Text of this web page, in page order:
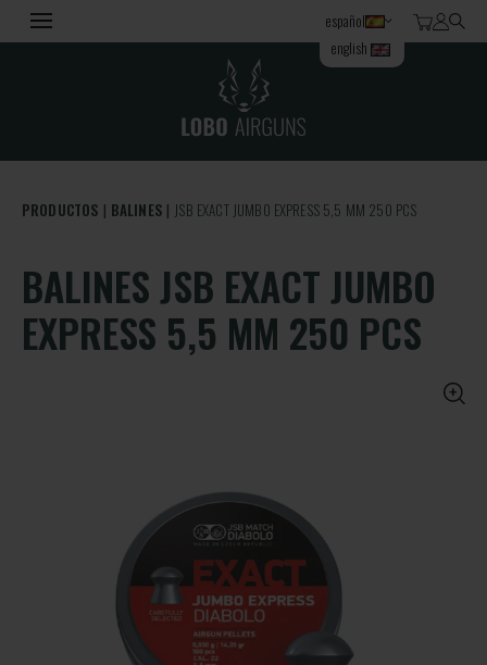
español
english
PRODUCTOS BALINES JSB EXACT JUMBO EXPRESS 5,5 MM 250 PCS
BALINES JSB EXACT JUMBO
EXPRESS 5,5 MM 250 PCS